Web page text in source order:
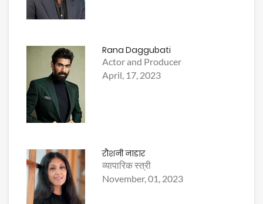
Rana Daggubati
Actor and Producer
April, 17, 2023
रौशनी नाडार
व्यापारिक स्त्री
November, 01, 2023